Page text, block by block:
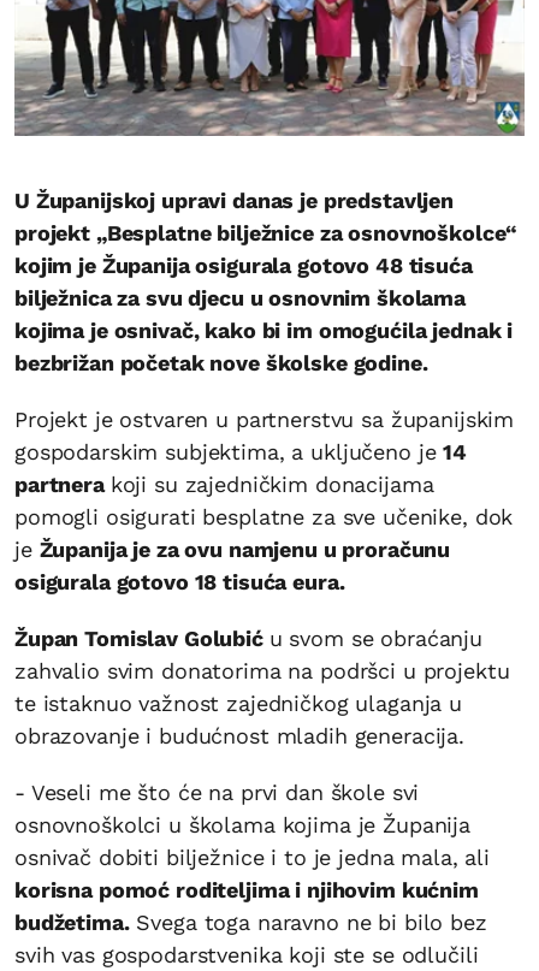
U Županijskoj upravi danas je predstavljen
projekt „Besplatne bilježnice za osnovnoškolce“
kojim je Županija osigurala gotovo 48 tisuća
bilježnica za svu djecu u osnovnim školama
kojima je osnivač, kako bi im omogućila jednak i
bezbrižan početak nove školske godine.
Projekt je ostvaren u partnerstvu sa županijskim
gospodarskim subjektima, a uključeno je14
partnera koji su zajedničkim donacijama
pomogli osigurati besplatne za sve učenike, dok
je Županija je za ovu namjenu u proračunu
osigurala gotovo 18 tisuća eura.
Župan Tomislav Golubić u svom se obraćanju
zahvalio svim donatorima na podršci u projektu
te istaknuo važnost zajedničkog ulaganja u
obrazovanje i budućnost mladih generacija.
- Veseli me što će na prvi dan škole svi
osnovnoškolci u školama kojima je Županija
osnivač dobiti bilježnice i to je jedna mala, ali
korisna pomoć roditeljima i njihovim kućnim
budžetima.Svega toga naravno ne bi bilo bez
svih vas gospodarstvenika koji ste se odlučili